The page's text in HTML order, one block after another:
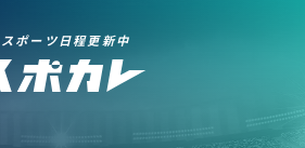
スポーツ日程更新中